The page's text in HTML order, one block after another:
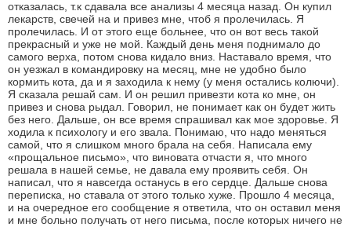
отказалась, т.к сдавала все анализы 4 месяца назад. Он купил
лекарств, свечей на и привез мне, чтоб я пролечилась. Я
пролечилась. И от этого еще больнее, что он вот весь такой
прекрасный и уже не мой. Каждый день меня поднимало до
самого верха, потом снова кидало вниз. Наставало время, что
он уезжал в командировку на месяц, мне не удобно было
кормить кота, да и я заходила к нему (у меня остались колючи).
Я сказала решай сам. И он решил привезти кота ко мне, он
привез и снова рыдал. Говорил, не понимает как он будет жить
без него. Дальше, он все время спрашивал как мое здоровье. Я
ходила к психологу и его звала. Понимаю, что надо меняться
самой, что я слишком много брала на себя. Написала ему
«прощальное письмо», что виновата отчасти я, что много
решала в нашей семье, не давала ему проявить себя. Он
написал, что я навсегда останусь в его сердце. Дальше снова
переписка, но ставала от этого только хуже. Прошло 4 месяца,
и на очередное его сообщение я ответила, что он оставил меня
и мне больно получать от него письма, после которых ничего не